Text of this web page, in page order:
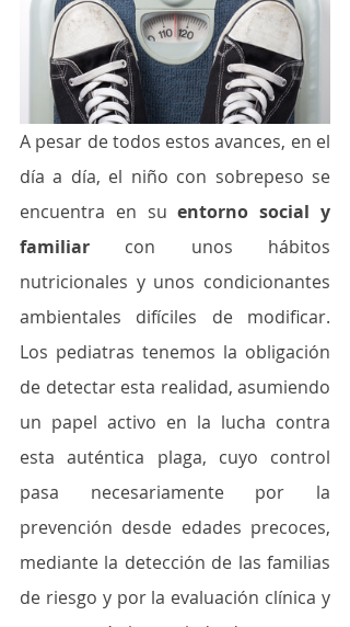
A pesar de todos estos avances, en el
día a día, el niño con sobrepeso se
encuentra en su entorno social y
familiar con unos hábitos
nutricionales y unos condicionantes
ambientales difíciles de modificar.
Los pediatras tenemos la obligación
de detectar esta realidad, asumiendo
un papel activo en la lucha contra
esta auténtica plaga, cuyo control
pasa necesariamente por la
prevención desde edades precoces,
mediante la detección de las familias
de riesgo y por la evaluación clínica y